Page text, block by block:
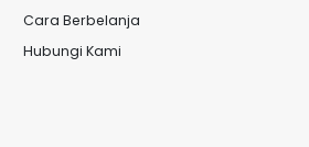
Cara Berbelanja
Hubungi Kami